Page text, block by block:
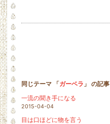
同じテーマ 「ガーベラ 」 の記事
一流の聞き手になる
2015-04-04
目は口ほどに物を言う